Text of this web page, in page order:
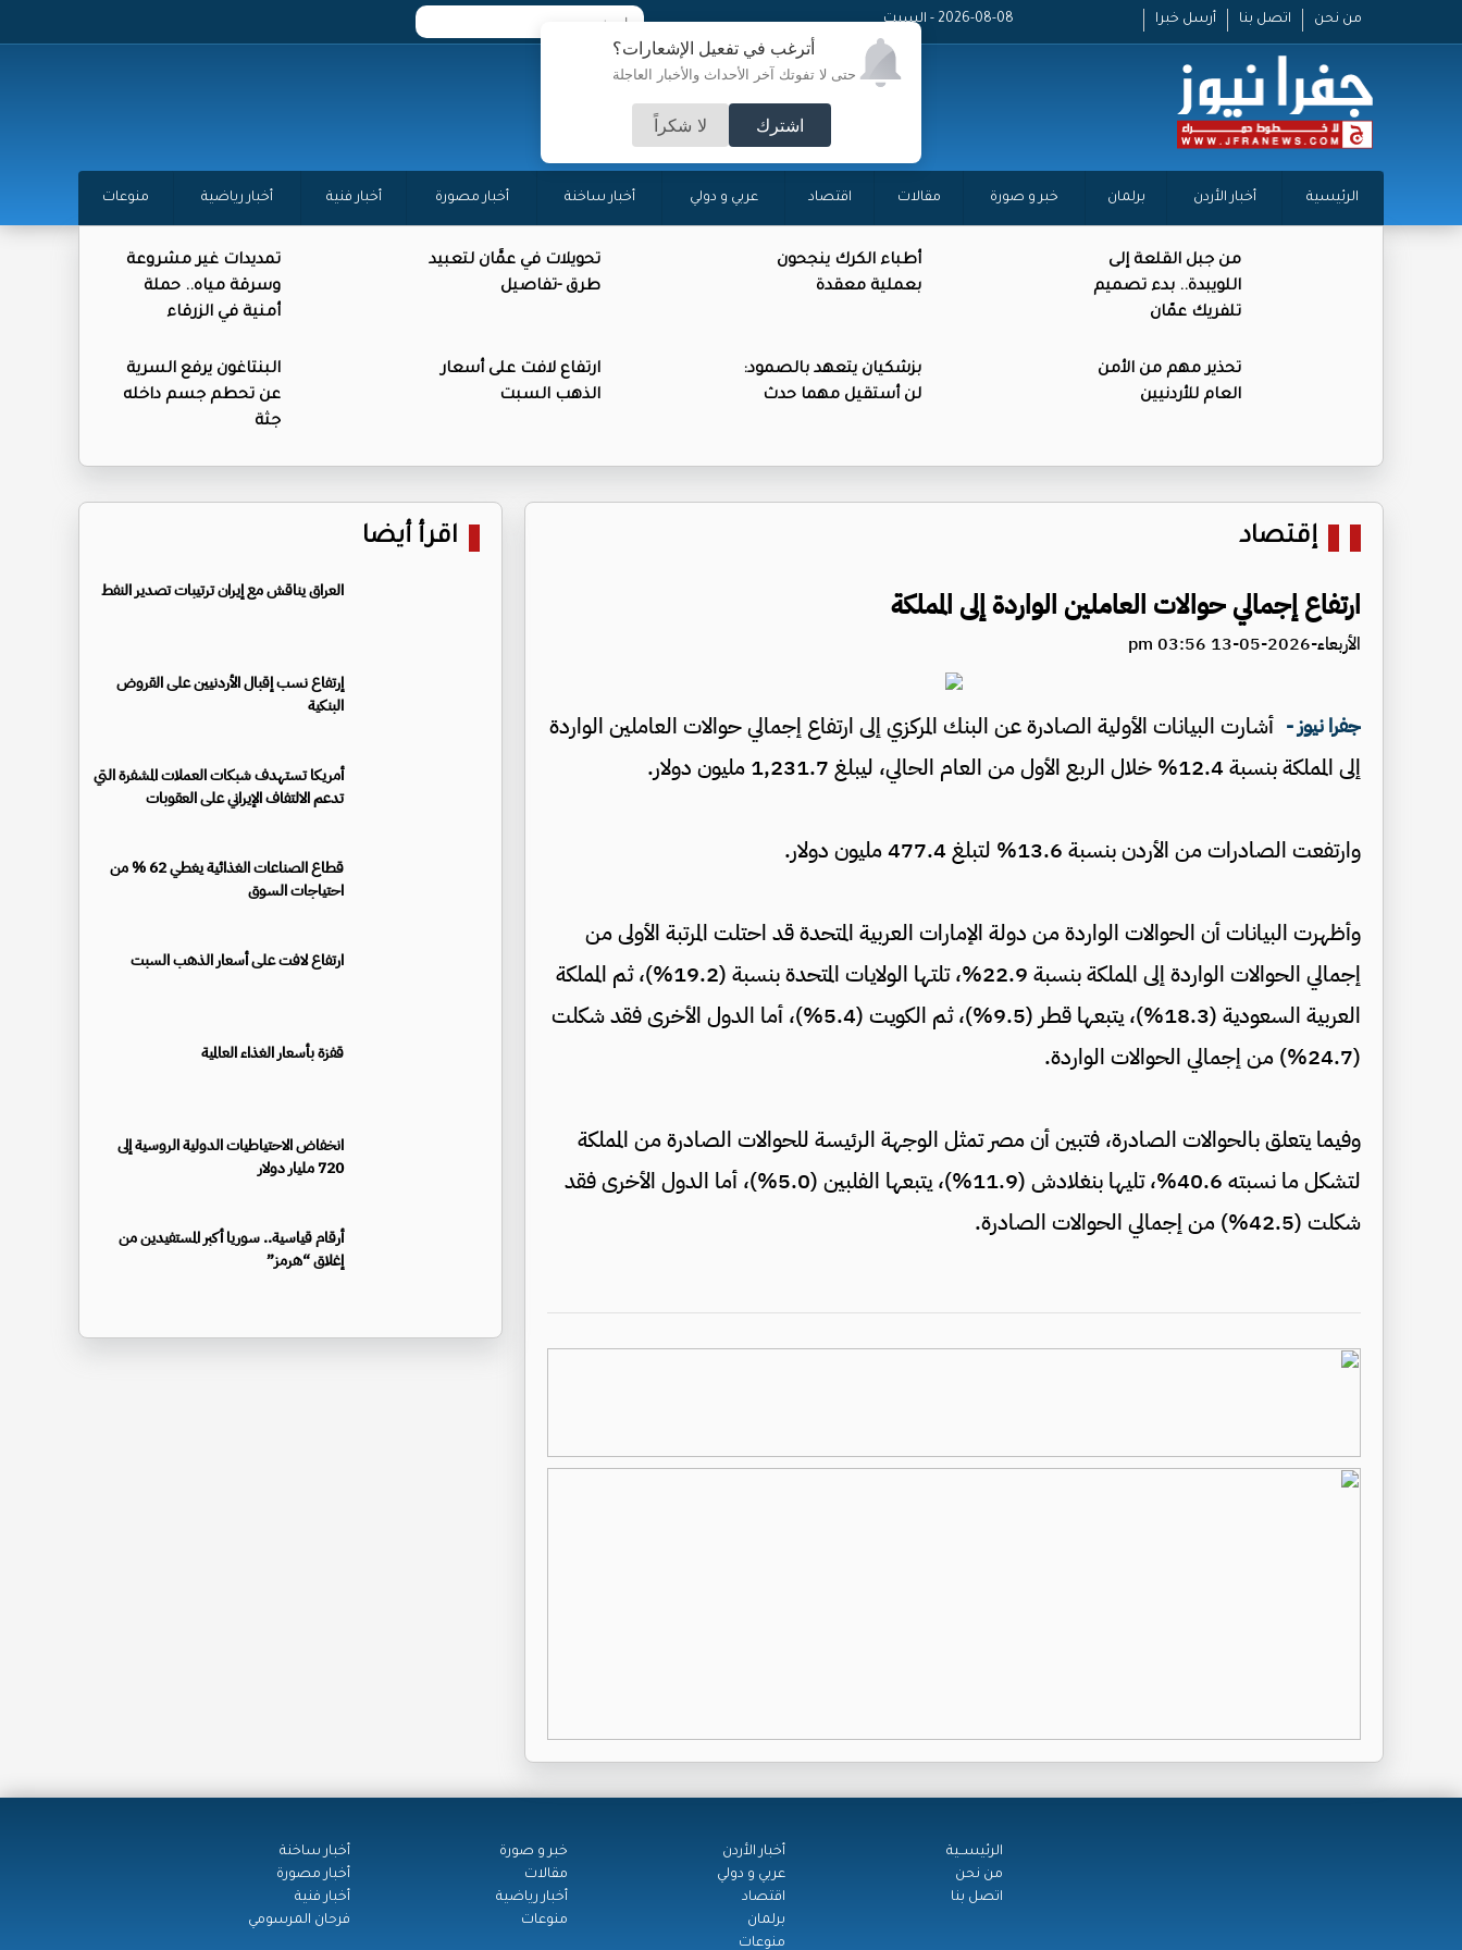
أترغب في تفعيل الإشعارات؟
حتى لا تفوتك آخر الأحداث والأخبار العاجلة
اشترك لا شكراً
من نحن اتصل بنا أرسل خبرا 2026-08-08 - السبت
الرئيسية أخبار الأردن برلمان خبر و صورة مقالات اقتصاد عربي و دولي أخبار ساخنة أخبار مصورة أخبار فنية أخبار رياضية منوعات
من جبل القلعة إلى
اللويبدة.. بدء تصميم
تلفريك عمّان
أطباء الكرك ينجحون
بعملية معقدة
تحويلات في عمَّان لتعبيد
طرق -تفاصيل
تمديدات غير مشروعة
وسرقة مياه.. حملة
أمنية في الزرقاء
تحذير مهم من الأمن
العام للأردنيين
بزشكيان يتعهد بالصمود:
لن أستقيل مهما حدث
ارتفاع لافت على أسعار
الذهب السبت
البنتاغون يرفع السرية
عن تحطم جسم داخله
جثة
إقتصاد
ارتفاع إجمالي حوالات العاملين الواردة إلى المملكة
الأربعاء-2026-05-13 03:56 pm
جفرا نيوز - أشارت البيانات الأولية الصادرة عن البنك المركزي إلى ارتفاع إجمالي حوالات العاملين الواردة
إلى المملكة بنسبة 12.4% خلال الربع الأول من العام الحالي، ليبلغ 1,231.7 مليون دولار.
وارتفعت الصادرات من الأردن بنسبة 13.6% لتبلغ 477.4 مليون دولار.
وأظهرت البيانات أن الحوالات الواردة من دولة الإمارات العربية المتحدة قد احتلت المرتبة الأولى من
إجمالي الحوالات الواردة إلى المملكة بنسبة 22.9%، تلتها الولايات المتحدة بنسبة (19.2%)، ثم المملكة
العربية السعودية (18.3%)، يتبعها قطر (9.5%)، ثم الكويت (5.4%)، أما الدول الأخرى فقد شكلت
(24.7%) من إجمالي الحوالات الواردة.
وفيما يتعلق بالحوالات الصادرة، فتبين أن مصر تمثل الوجهة الرئيسة للحوالات الصادرة من المملكة
لتشكل ما نسبته 40.6%، تليها بنغلادش (11.9%)، يتبعها الفلبين (5.0%)، أما الدول الأخرى فقد
شكلت (42.5%) من إجمالي الحوالات الصادرة.
اقرأ أيضا
العراق يناقش مع إيران ترتيبات تصدير النفط
إرتفاع نسب إقبال الأردنيين على القروض
البنكية
أمريكا تستهدف شبكات العملات المشفرة التي
تدعم الالتفاف الإيراني على العقوبات
قطاع الصناعات الغذائية يغطي 62 % من
احتياجات السوق
ارتفاع لافت على أسعار الذهب السبت
قفزة بأسعار الغذاء العالمية
انخفاض الاحتياطيات الدولية الروسية إلى
720 مليار دولار
أرقام قياسية.. سوريا أكبر المستفيدين من
إغلاق “هرمز”
الرئيســية
من نحن
اتصل بنا
أخبار الأردن
عربي و دولي
اقتصاد
برلمان
منوعات
خبر و صورة
مقالات
أخبار رياضية
منوعات
أخبار ساخنة
أخبار مصورة
أخبار فنية
فرحان المرسومي